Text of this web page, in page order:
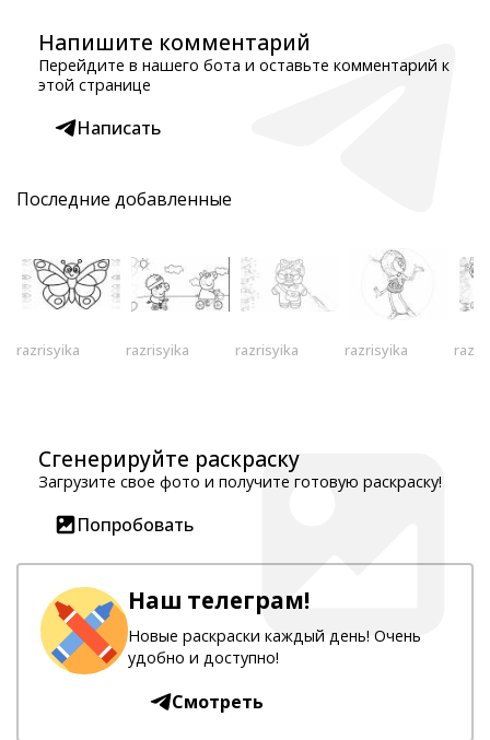
Напишите комментарий
Перейдите в нашего бота и оставьте комментарий к
этой странице
Написать
Последние добавленные
razrisyika razrisyika razrisyika razrisyika
Сгенерируйте раскраску
Загрузите свое фото и получите готовую раскраску!
Попробовать
Наш телеграм!
Новые раскраски каждый день! Очень
удобно и доступно!
Смотреть